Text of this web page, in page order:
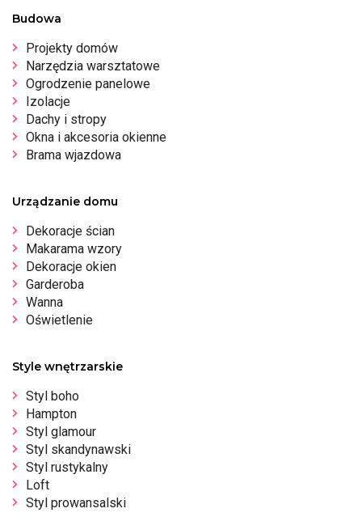
Budowa
Projekty domów
Narzędzia warsztatowe
Ogrodzenie panelowe
Izolacje
Dachy i stropy
Okna i akcesoria okienne
Brama wjazdowa
Urządzanie domu
Dekoracje ścian
Makarama wzory
Dekoracje okien
Garderoba
Wanna
Oświetlenie
Style wnętrzarskie
Styl boho
Hampton
Styl glamour
Styl skandynawski
Styl rustykalny
Loft
Styl prowansalski